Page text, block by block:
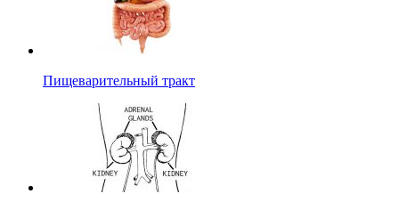
Пищеварительный тракт